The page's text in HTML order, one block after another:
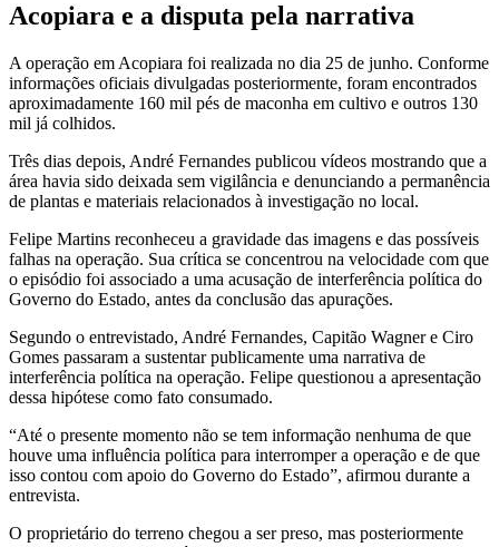
Acopiara e a disputa pela narrativa
A operação em Acopiara foi realizada no dia 25 de junho. Conforme
informações oficiais divulgadas posteriormente, foram encontrados
aproximadamente 160 mil pés de maconha em cultivo e outros 130
mil já colhidos.
Três dias depois, André Fernandes publicou vídeos mostrando que a
área havia sido deixada sem vigilância e denunciando a permanência
de plantas e materiais relacionados à investigação no local.
Felipe Martins reconheceu a gravidade das imagens e das possíveis
falhas na operação. Sua crítica se concentrou na velocidade com que
o episódio foi associado a uma acusação de interferência política do
Governo do Estado, antes da conclusão das apurações.
Segundo o entrevistado, André Fernandes, Capitão Wagner e Ciro
Gomes passaram a sustentar publicamente uma narrativa de
interferência política na operação. Felipe questionou a apresentação
dessa hipótese como fato consumado.
“Até o presente momento não se tem informação nenhuma de que
houve uma influência política para interromper a operação e de que
isso contou com apoio do Governo do Estado”, afirmou durante a
entrevista.
O proprietário do terreno chegou a ser preso, mas posteriormente